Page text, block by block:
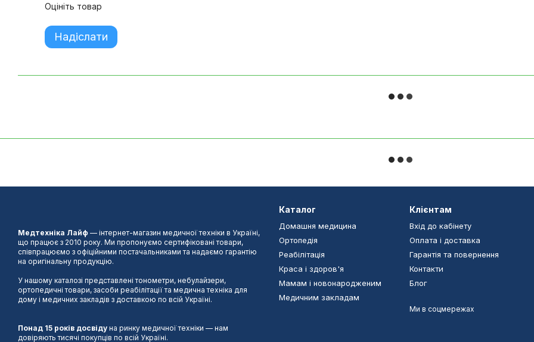
Оцініть товар
Надіслати
Медтехніка Лайф — інтернет-магазин медичної техніки в Україні,
що працює з 2010 року. Ми пропонуємо сертифіковані товари,
співпрацюємо з офіційними постачальниками та надаємо гарантію
на оригінальну продукцію.
У нашому каталозі представлені тонометри, небулайзери,
ортопедичні товари, засоби реабілітації та медична техніка для
дому і медичних закладів з доставкою по всій Україні.
Понад 15 років досвіду на ринку медичної техніки — нам
довіряють тисячі покупців по всій Україні.
Каталог
Домашня медицина
Ортопедія
Реабілітація
Краса і здоров'я
Мамам і новонародженим
Медичним закладам
Клієнтам
Вхід до кабінету
Оплата і доставка
Гарантія та повернення
Контакти
Блог
Ми в соцмережах